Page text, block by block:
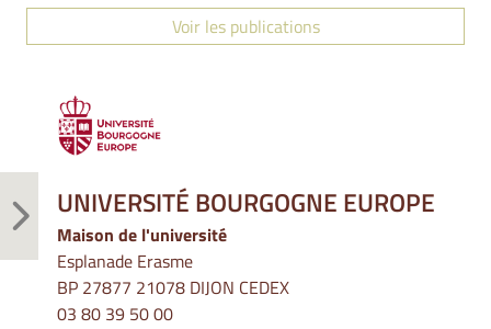
Voir les publications
UNIVERSITÉ BOURGOGNE EUROPE
Maison de l'université
Esplanade Erasme
BP 27877 21078 DIJON CEDEX
03 80 39 50 00